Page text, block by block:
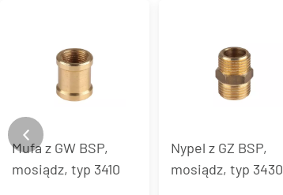
Mufa z GW BSP,
mosiądz, typ 3410
Nypel z GZ BSP,
mosiądz, typ 3430